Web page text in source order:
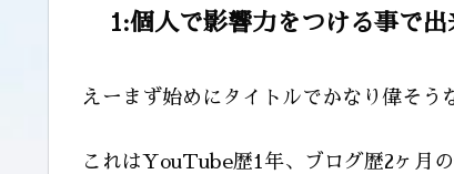
1:個人で影響力をつける事で出
えーまず始めにタイトルでかなり偉そう
これはYouTube歴1年、ブログ歴2ヶ月